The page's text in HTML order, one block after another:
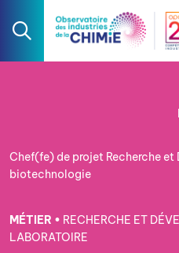
Chef(fe) de projet Recherche et
biotechnologie
MÉTIER • RECHERCHE ET
LABORATOIRE